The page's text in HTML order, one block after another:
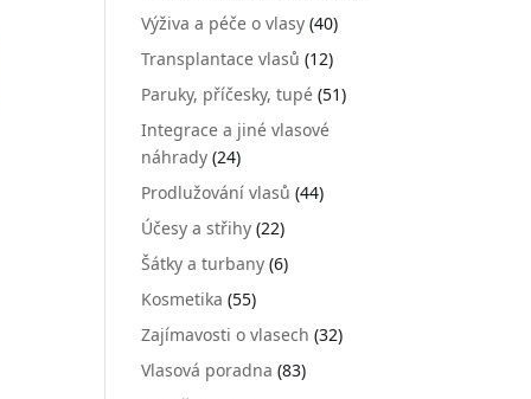
Výživa a péče o vlasy (40)
Transplantace vlasů (12)
Paruky, příčesky, tupé (51)
Integrace a jiné vlasové
náhrady (24)
Prodlužování vlasů (44)
Účesy a střihy (22)
Šátky a turbany (6)
Kosmetika (55)
Zajímavosti o vlasech (32)
Vlasová poradna (83)